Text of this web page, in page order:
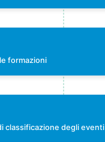
formazioni
classificazione degli eventi